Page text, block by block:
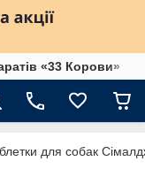
«33 Корови»
для собак